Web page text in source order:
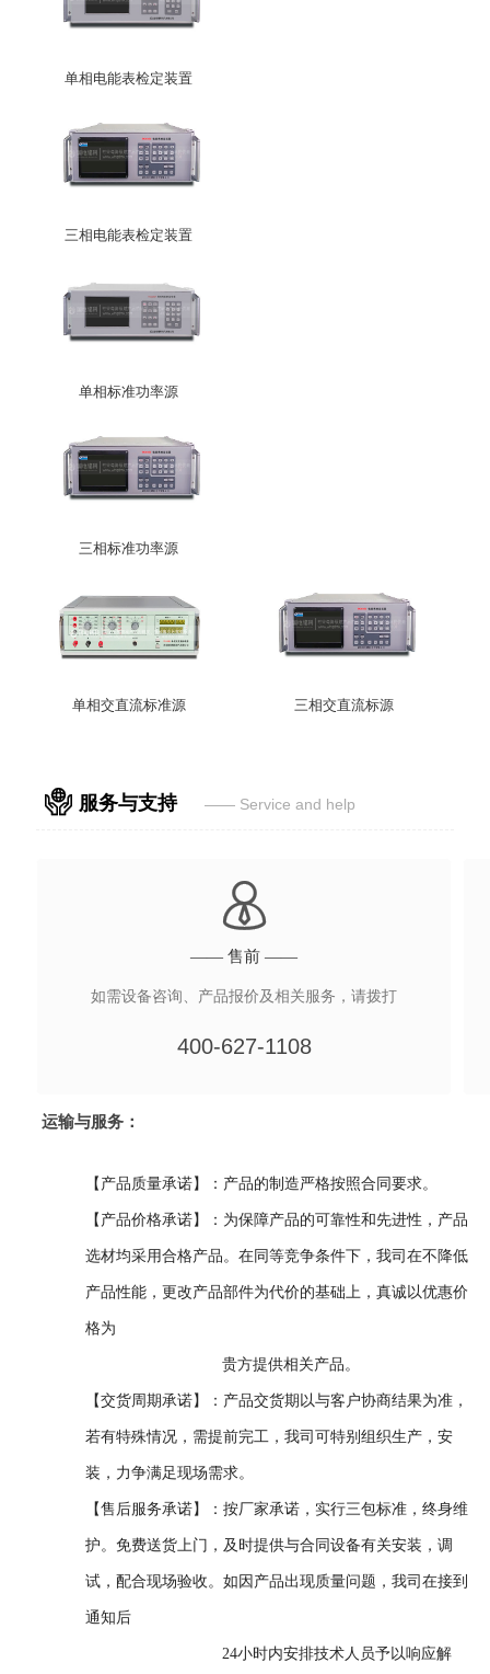
单相电能表检定装置
三相电能表检定装置
单相标准功率源
三相标准功率源
单相交直流标准源 三相交直流标源
 服务与支持 —— Service and help

—— 售前 ——
如需设备咨询、产品报价及相关服务，请拨打
400-627-1108
运输与服务：
【产品质量承诺】：产品的制造严格按照合同要求。
【产品价格承诺】：为保障产品的可靠性和先进性，产品
选材均采用合格产品。在同等竞争条件下，我司在不降低
产品性能，更改产品部件为代价的基础上，真诚以优惠价
格为
贵方提供相关产品。
【交货周期承诺】：产品交货期以与客户协商结果为准，
若有特殊情况，需提前完工，我司可特别组织生产，安
装，力争满足现场需求。
【售后服务承诺】：按厂家承诺，实行三包标准，终身维
护。免费送货上门，及时提供与合同设备有关安装，调
试，配合现场验收。如因产品出现质量问题，我司在接到
通知后
24小时内安排技术人员予以响应解